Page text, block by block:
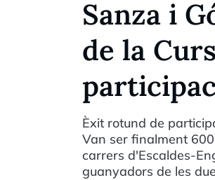
Sanza i
de la
Èxit rotund de
Van ser finalment
carrers d'Escaldes-
guanyadors de les